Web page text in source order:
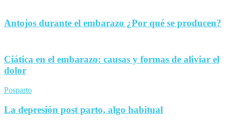
Antojos durante el embarazo ¿Por qué se producen?
Ciática en el embarazo: causas y formas de aliviar el
dolor
Posparto
La depresión post parto, algo habitual